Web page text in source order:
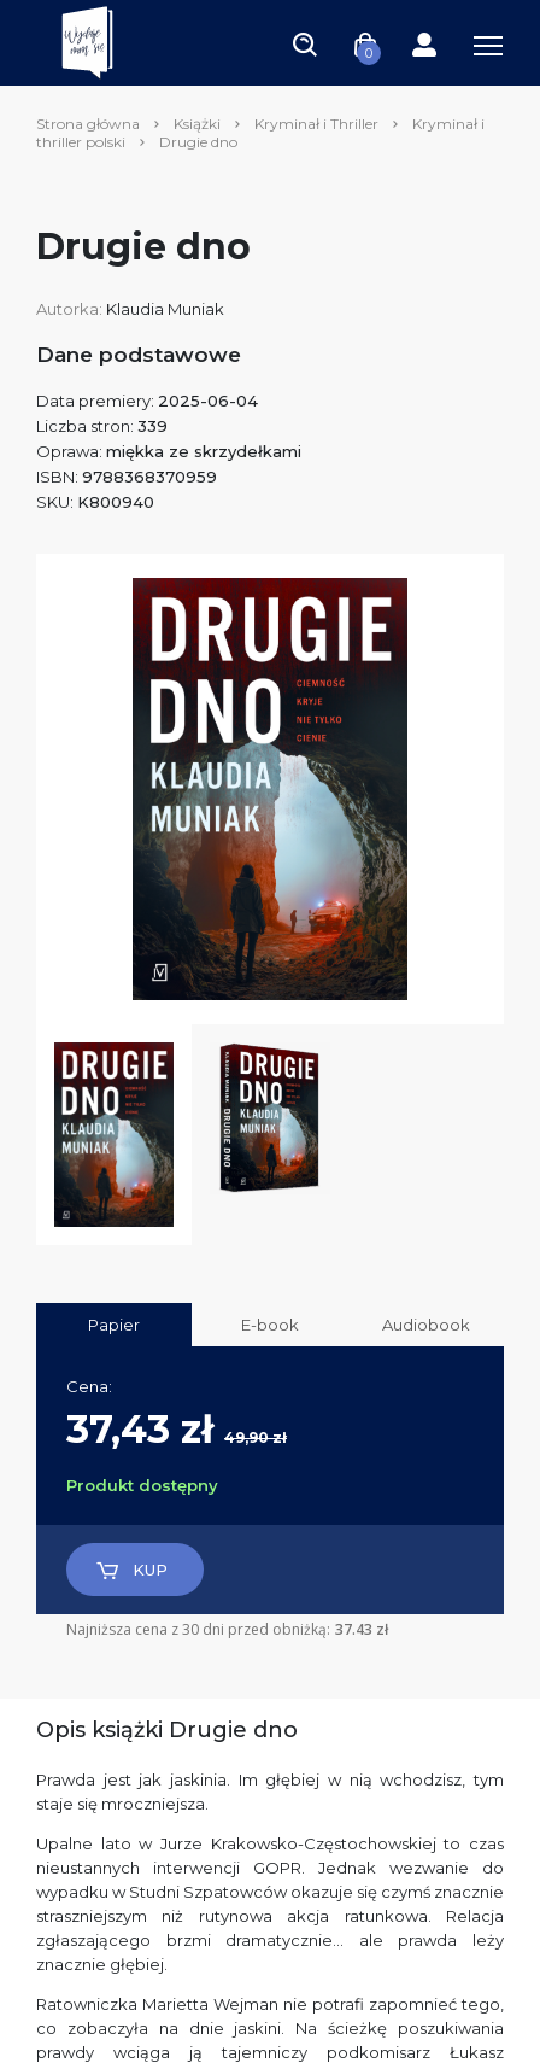
0
Strona główna Książki Kryminał i Thriller
Kryminał i
thriller polski
Drugie dno
Drugie dno
Autorka: Klaudia Muniak
Dane podstawowe
Data premiery: 2025-06-04
Liczba stron: 339
Oprawa: miękka ze skrzydełkami
ISBN: 9788368370959
SKU: K800940
Papier E-book Audiobook
Cena:
37,43 zł 49,90 zł
Produkt dostępny
KUP
Najniższa cena z 30 dni przed obniżką: 37.43 zł
Opis książki Drugie dno
Prawda jest jak jaskinia. Im głębiej w nią wchodzisz, tym
staje się mroczniejsza.
Upalne lato w Jurze Krakowsko-Częstochowskiej to czas
nieustannych interwencji GOPR. Jednak wezwanie do
wypadku w Studni Szpatowców okazuje się czymś znacznie
straszniejszym niż rutynowa akcja ratunkowa. Relacja
zgłaszającego brzmi dramatycznie… ale prawda leży
znacznie głębiej.
Ratowniczka Marietta Wejman nie potrafi zapomnieć tego,
co zobaczyła na dnie jaskini. Na ścieżkę poszukiwania
prawdy wciąga ją tajemniczy podkomisarz Łukasz